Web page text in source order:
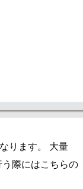
ります。 大量
際にはこちらの